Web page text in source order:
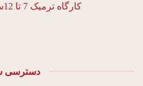
کارگاه ترمیک 7 تا 12سال تای چی
دسترسی